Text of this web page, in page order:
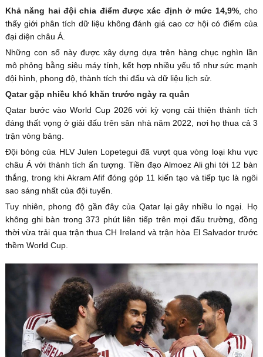
Khả năng hai đội chia điểm được xác định ở mức 14,9%, cho
thấy giới phân tích dữ liệu không đánh giá cao cơ hội có điểm của
đại diện châu Á.
Những con số này được xây dựng dựa trên hàng chục nghìn lần
mô phỏng bằng siêu máy tính, kết hợp nhiều yếu tố như sức mạnh
đội hình, phong độ, thành tích thi đấu và dữ liệu lịch sử.
Qatar gặp nhiều khó khăn trước ngày ra quân
Qatar bước vào World Cup 2026 với kỳ vọng cải thiện thành tích
đáng thất vọng ở giải đấu trên sân nhà năm 2022, nơi họ thua cả 3
trận vòng bảng.
Đội bóng của HLV Julen Lopetegui đã vượt qua vòng loại khu vực
châu Á với thành tích ấn tượng. Tiền đạo Almoez Ali ghi tới 12 bàn
thắng, trong khi Akram Afif đóng góp 11 kiến tạo và tiếp tục là ngôi
sao sáng nhất của đội tuyển.
Tuy nhiên, phong độ gần đây của Qatar lại gây nhiều lo ngại. Họ
không ghi bàn trong 373 phút liên tiếp trên mọi đấu trường, đồng
thời vừa trải qua trận thua CH Ireland và trận hòa El Salvador trước
thềm World Cup.